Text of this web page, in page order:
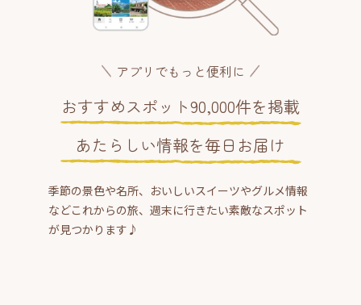
アプリでもっと便利に
おすすめスポット90,000件を掲載
あたらしい情報を毎日お届け
季節の景色や名所、おいしいスイーツやグルメ情報
などこれからの旅、週末に行きたい素敵なスポット
が見つかります♪